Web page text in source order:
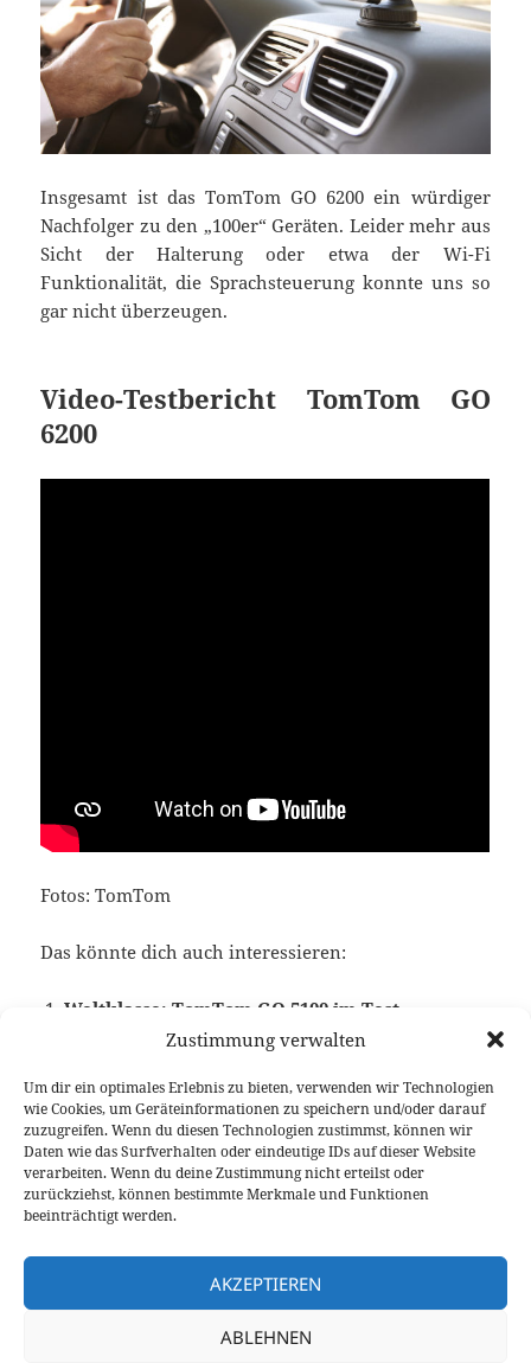
Zustimmung verwalten
Um dir ein optimales Erlebnis zu bieten, verwenden wir Technologien
wie Cookies, um Geräteinformationen zu speichern und/oder darauf
zuzugreifen. Wenn du diesen Technologien zustimmst, können wir
Daten wie das Surfverhalten oder eindeutige IDs auf dieser Website
verarbeiten. Wenn du deine Zustimmung nicht erteilst oder
zurückziehst, können bestimmte Merkmale und Funktionen
beeinträchtigt werden.
AKZEPTIEREN
ABLEHNEN
Insgesamt ist das TomTom GO 6200 ein würdiger
Nachfolger zu den „100er“ Geräten. Leider mehr aus
Sicht der Halterung oder etwa der Wi-Fi
Funktionalität, die Sprachsteuerung konnte uns so
gar nicht überzeugen.
Video-Testbericht TomTom GO
6200
Fotos: TomTom
Das könnte dich auch interessieren:
Weltklasse: TomTom GO 5100 im Test
Veröffentlicht
am
7. Februar 2017 Autor
Fabian Meßner Kategorien
Feature
Schlagwörter
Navigation
Testbericht, TomTom
Beitragsnavigation
VORHERIGER
Vorheriger
Beitrag:
Grün und manchmal böse: Panamera 4 E-
Hybrid Test
Das schwedische Taschenmesser: Volvo